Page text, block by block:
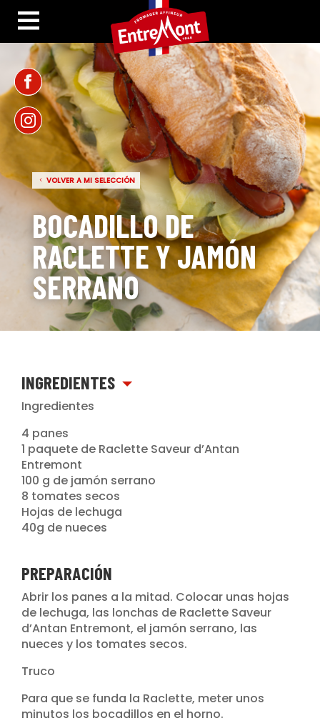
VOLVER A MI SELECCIÓN
BOCADILLO DE
RACLETTE Y JAMÓN
SERRANO
INGREDIENTES
Ingredientes
4 panes
1 paquete de Raclette Saveur d’Antan
Entremont
100 g de jamón serrano
8 tomates secos
Hojas de lechuga
40g de nueces
PREPARACIÓN
Abrir los panes a la mitad. Colocar unas hojas
de lechuga, las lonchas de Raclette Saveur
d’Antan Entremont, el jamón serrano, las
nueces y los tomates secos.
Truco
Para que se funda la Raclette, meter unos
minutos los bocadillos en el horno.